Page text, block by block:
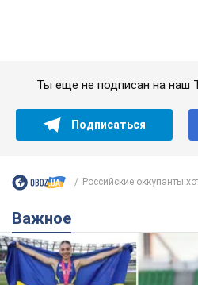
Ты еще не подписан на наш
Подписаться
Российские оккупанты
Важное